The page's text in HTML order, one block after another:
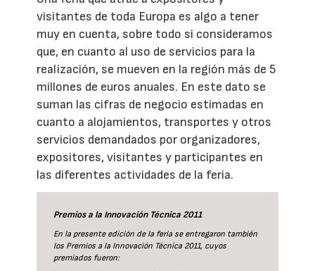
visitantes de toda Europa es algo a tener
muy en cuenta, sobre todo si consideramos
que, en cuanto al uso de servicios para la
realización, se mueven en la región más de 5
millones de euros anuales. En este dato se
suman las cifras de negocio estimadas en
cuanto a alojamientos, transportes y otros
servicios demandados por organizadores,
expositores, visitantes y participantes en
las diferentes actividades de la feria.
Premios a la Innovación Técnica 2011
En la presente edición de la feria se entregaron también
los Premios a la Innovación Técnica 2011, cuyos
premiados fueron: